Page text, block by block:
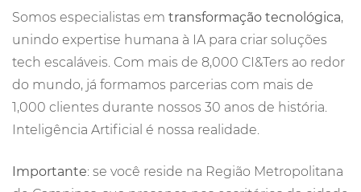
Somos especialistas em transformação tecnológica,
unindo expertise humana à IA para criar soluções
tech escaláveis. Com mais de 8,000 CI&Ters ao redor
do mundo, já formamos parcerias com mais de
1,000 clientes durante nossos 30 anos de história.
Inteligência Artificial é nossa realidade.
Importante: se você reside na Região Metropolitana